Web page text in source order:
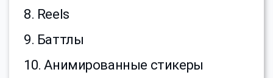
8. Reels
9. Баттлы
10. Анимированные стикеры